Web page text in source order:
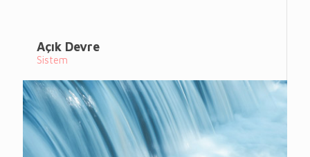
Açık Devre
Sistem